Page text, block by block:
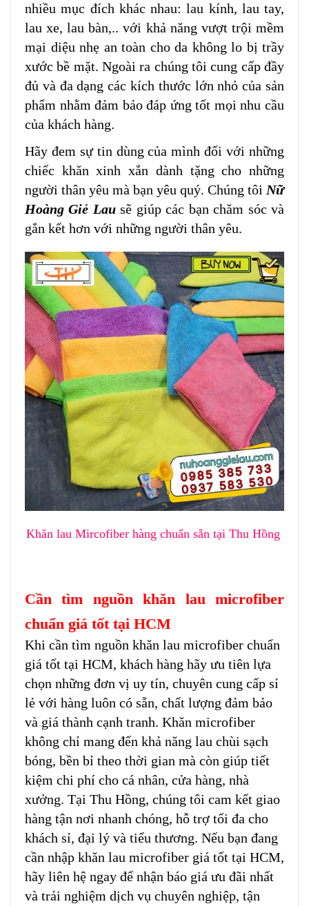
nhiều mục đích khác nhau: lau kính, lau tay,
lau xe, lau bàn,.. với khả năng vượt trội mềm
mại diệu nhẹ an toàn cho da không lo bị trầy
xước bề mặt. Ngoài ra chúng tôi cung cấp đầy
đủ và đa dạng các kích thước lớn nhỏ của sản
phẩm nhằm đảm bảo đáp ứng tốt mọi nhu cầu
của khách hàng.
Hãy đem sự tin dùng của mình đối với những
chiếc khăn xinh xắn dành tặng cho những
người thân yêu mà bạn yêu quý. Chúng tôi Nữ
Hoàng Giẻ Lau sẽ giúp các bạn chăm sóc và
gắn kết hơn với những người thân yêu.
Khăn lau Mircofiber hàng chuẩn sẵn tại Thu Hồng
Cần tìm nguồnkhăn lau microfiber
chuẩn giá tốt tại HCM
Khi cần tìm nguồn khăn lau microfiber chuẩn
giá tốt tại HCM, khách hàng hãy ưu tiên lựa
chọn những đơn vị uy tín, chuyên cung cấp sỉ
lẻ với hàng luôn có sẵn, chất lượng đảm bảo
và giá thành cạnh tranh. Khăn microfiber
không chỉ mang đến khả năng lau chùi sạch
bóng, bền bỉ theo thời gian mà còn giúp tiết
kiệm chi phí cho cá nhân, cửa hàng, nhà
xưởng. Tại Thu Hồng, chúng tôi cam kết giao
hàng tận nơi nhanh chóng, hỗ trợ tối đa cho
khách sỉ, đại lý và tiểu thương. Nếu bạn đang
cần nhập khăn lau microfiber giá tốt tại HCM,
hãy liên hệ ngay để nhận báo giá ưu đãi nhất
và trải nghiệm dịch vụ chuyên nghiệp, tận